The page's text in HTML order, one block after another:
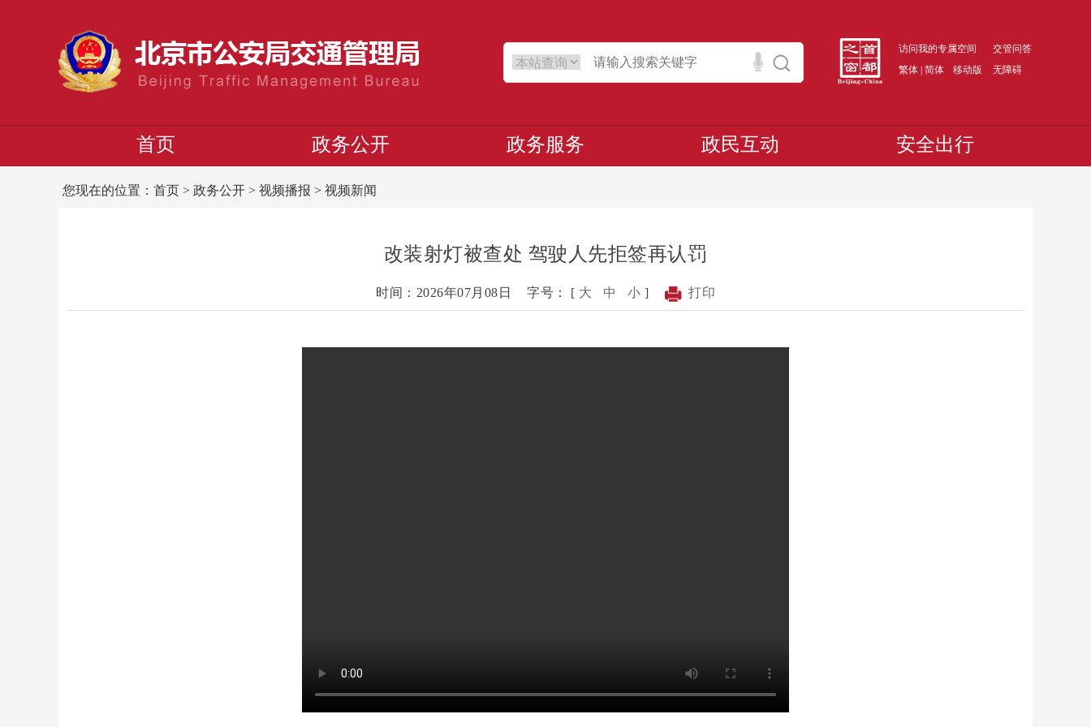
访问我的专属空间
交管问答
繁体 简体 移动版 无障碍
首页 政务公开 政务服务 政民互动 安全出行
您现在的位置： 首页 > 政务公开 > 视频播报 > 视频新闻
改装射灯被查处 驾驶人先拒签再认罚
时间：2026年07月08日 字号： [ 大 中 小 ] 打印